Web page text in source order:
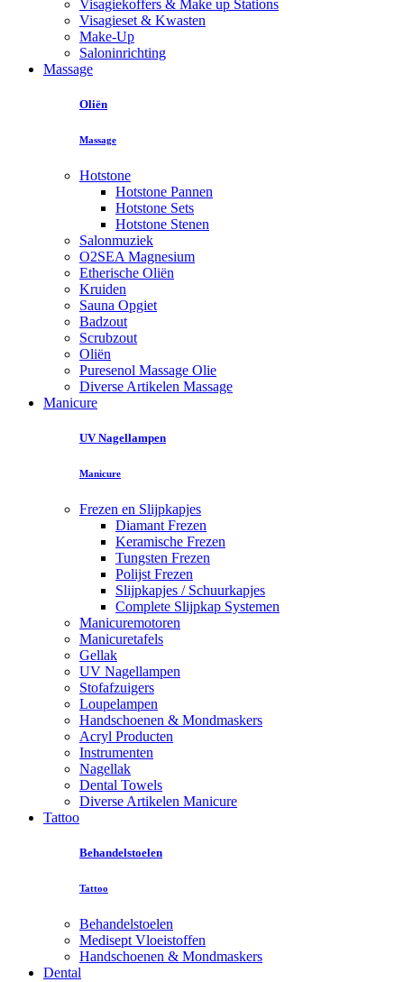
Visagiekoffers & Make up Stations
Visagieset & Kwasten
Make-Up
Saloninrichting
Massage
Oliën
Massage
Hotstone
Hotstone Pannen
Hotstone Sets
Hotstone Stenen
Salonmuziek
O2SEA Magnesium
Etherische Oliën
Kruiden
Sauna Opgiet
Badzout
Scrubzout
Oliën
Puresenol Massage Olie
Diverse Artikelen Massage
Manicure
UV Nagellampen
Manicure
Frezen en Slijpkapjes
Diamant Frezen
Keramische Frezen
Tungsten Frezen
Polijst Frezen
Slijpkapjes / Schuurkapjes
Complete Slijpkap Systemen
Manicuremotoren
Manicuretafels
Gellak
UV Nagellampen
Stofafzuigers
Loupelampen
Handschoenen & Mondmaskers
Acryl Producten
Instrumenten
Nagellak
Dental Towels
Diverse Artikelen Manicure
Tattoo
Behandelstoelen
Tattoo
Behandelstoelen
Medisept Vloeistoffen
Handschoenen & Mondmaskers
Dental